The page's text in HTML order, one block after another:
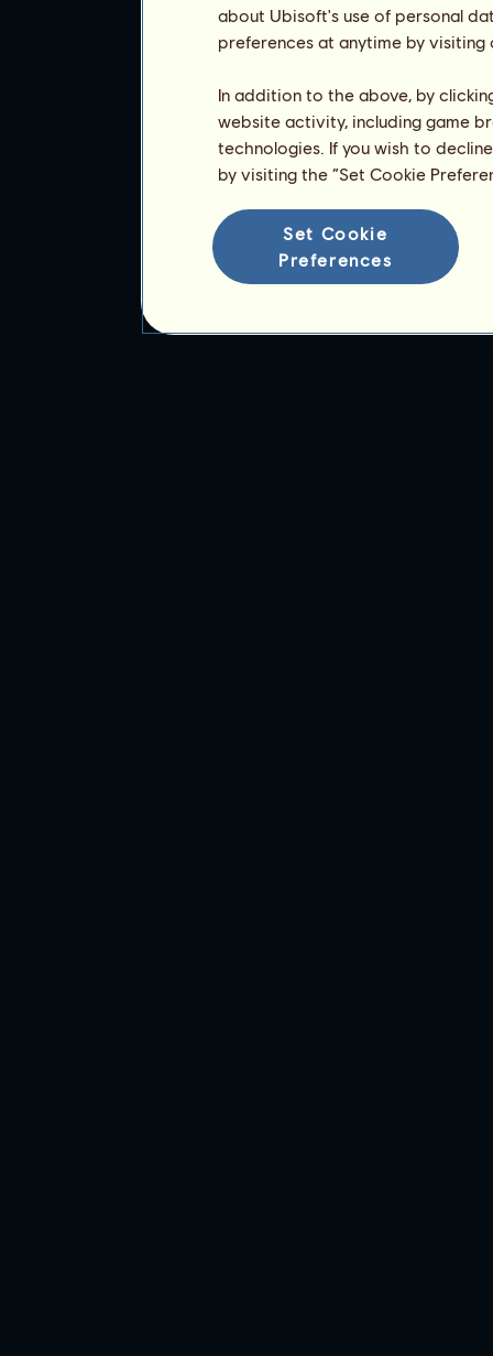
about Ubisoft's use of personal
preferences at anytime by
In addition to the above, by
website activity, including game
technologies. If you wish to
by visiting the “Set Cookie
Set Cookie
Preferences